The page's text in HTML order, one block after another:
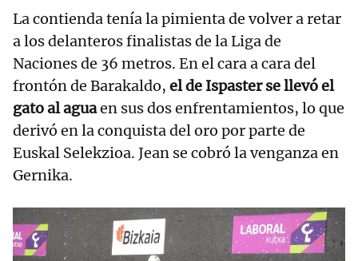
La contienda tenía la pimienta de volver a retar
a los delanteros finalistas de la Liga de
Naciones de 36 metros. En el cara a cara del
frontón de Barakaldo, el de Ispaster se llevó el
gato al aguaen sus dos enfrentamientos, lo que
derivó en la conquista del oro por parte de
Euskal Selekzioa. Jean se cobró la venganza en
Gernika.